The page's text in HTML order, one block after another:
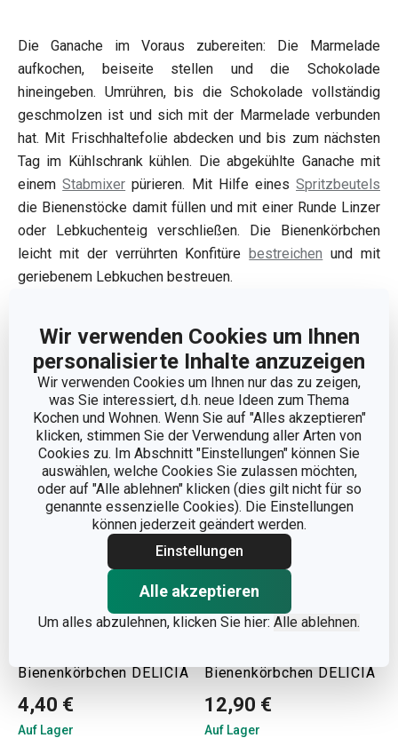
Wir verwenden Cookies um Ihnen
personalisierte Inhalte anzuzeigen
Wir verwenden Cookies um Ihnen nur das zu zeigen,
was Sie interessiert, d.h. neue Ideen zum Thema
Kochen und Wohnen. Wenn Sie auf "Alles akzeptieren"
klicken, stimmen Sie der Verwendung aller Arten von
Cookies zu. Im Abschnitt "Einstellungen" können Sie
auswählen, welche Cookies Sie zulassen möchten,
oder auf "Alle ablehnen" klicken (dies gilt nicht für so
genannte essenzielle Cookies). Die Einstellungen
können jederzeit geändert werden.
Einstellungen
Alle akzeptieren
Um alles abzulehnen, klicken Sie hier: Alle ablehnen.
Die Ganache im Voraus zubereiten: Die Marmelade
aufkochen, beiseite stellen und die Schokolade
hineingeben. Umrühren, bis die Schokolade vollständig
geschmolzen ist und sich mit der Marmelade verbunden
hat. Mit Frischhaltefolie abdecken und bis zum nächsten
Tag im Kühlschrank kühlen. Die abgekühlte Ganache mit
einemStabmixer pürieren. Mit Hilfe einesSpritzbeutels
die Bienenstöcke damit füllen und mit einer Runde Linzer
oder Lebkuchenteig verschließen. Die Bienenkörbchen
leicht mit der verrührten Konfitürebestreichen und mit
geriebenem Lebkuchen bestreuen.
Was Sie verwenden werden:
Bienenkörbchen DELÍCIA
4,40 €
Auf Lager
Bienenkörbchen DELÍCIA
12,90 €
Auf Lager